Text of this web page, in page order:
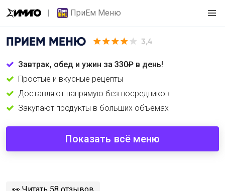
ПриЕм Меню
ПРИЕМ МЕНЮ 3,4
Завтрак, обед и ужин за 330₽ в день!
Простые и вкусные рецепты
Доставляют напрямую без посредников
Закупают продукты в больших объёмах
Показать всё меню